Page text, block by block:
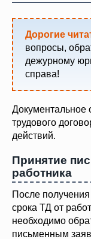
Дорогие
вопросы,
дежурному
справа!
Документальное
трудового
действий.
Принятие
работника
После
срока ТД от
необходимо
письменным